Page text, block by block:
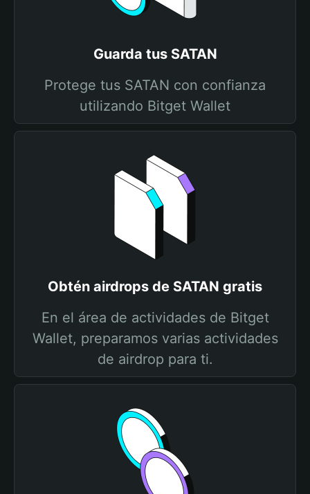
Guarda tus SATAN
Protege tus SATAN con confianza
utilizando Bitget Wallet
Obtén airdrops de SATAN gratis
En el área de actividades de Bitget
Wallet, preparamos varias actividades
de airdrop para ti.